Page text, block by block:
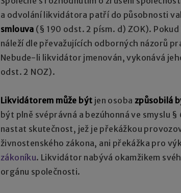
a odvolání likvidátora patří do působnosti
smlouva (§ 190 odst. 2 písm. d) ZOK).
náleží dle převažujících odborných názorů
Nebude-li likvidátor jmenován, vykonává
odst. 2 NOZ).
Likvidátorem může být jen osoba způsobilá
být plně svéprávná a bezúhonná ve smyslu §
nastat skutečnost, jež je překážkou
živnostenského zákona, ani překážka pro
zákoníku. Likvidátor nabývá okamžikem
orgánu společnosti.